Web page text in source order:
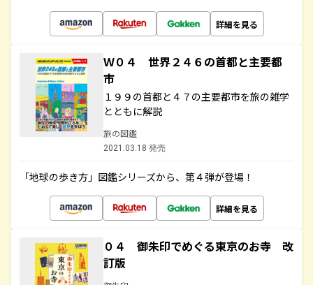
詳細を見る
Ｗ０４ 世界２４６の首都と主要都
市
１９９の首都と４７の主要都市を旅の雑学
とともに解説
旅の図鑑
2021.03.18 発売
「地球の歩き方」図鑑シリーズから、第４弾が登場！
詳細を見る
０４ 御朱印でめぐる東京のお寺 改
訂版